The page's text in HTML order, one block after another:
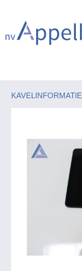
KAVELINFORMATIE